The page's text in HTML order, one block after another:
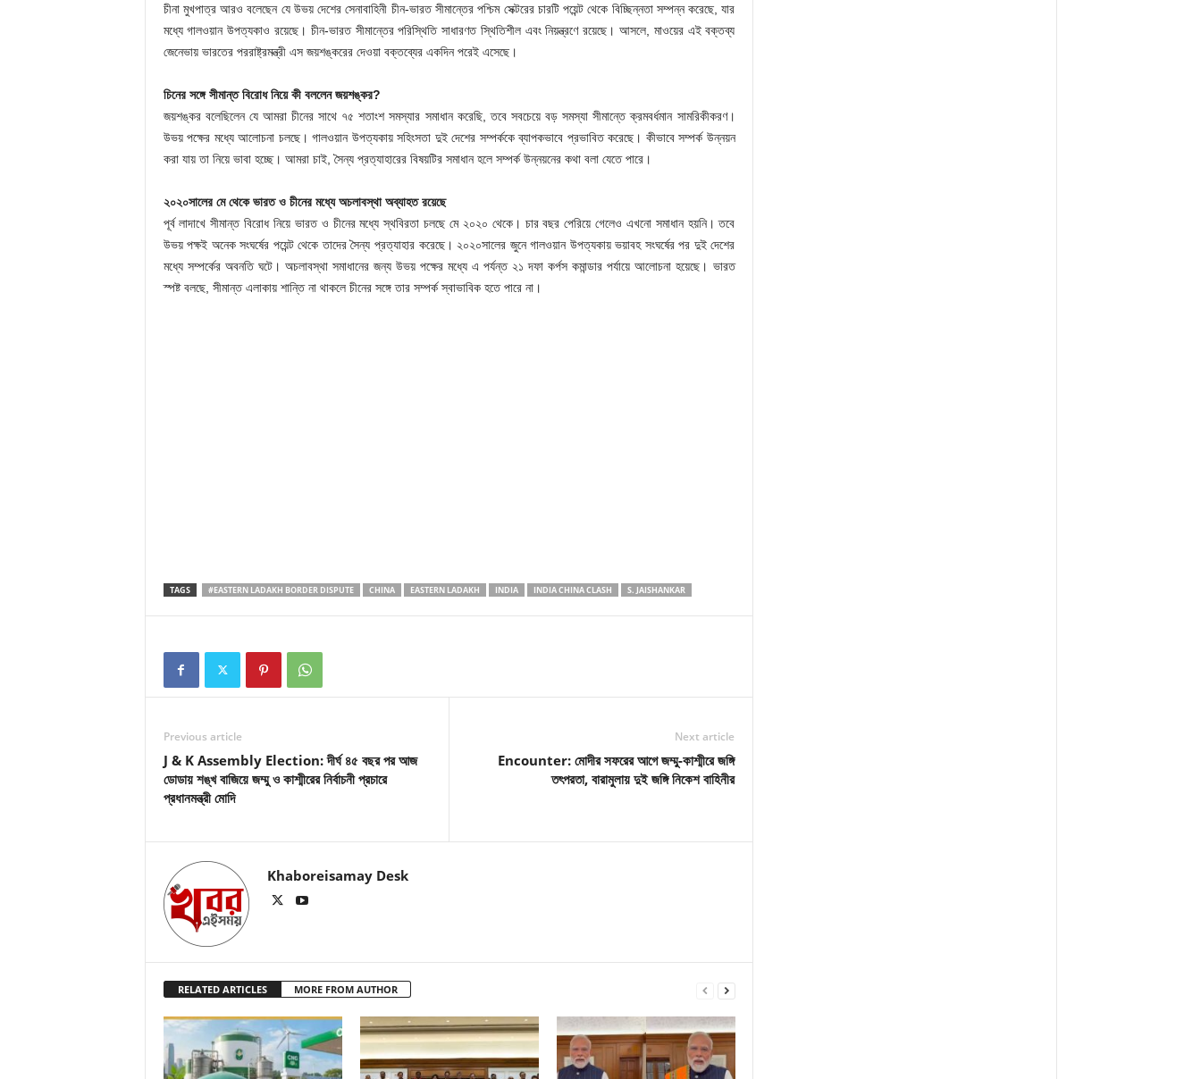
চীনা মুখপাত্র আরও বলেছেন যে উভয় দেশের সেনাবাহিনী চীন-ভারত সীমান্তের পশ্চিম সেক্টরের চারটি পয়েন্ট থেকে বিচ্ছিন্নতা সম্পন্ন করেছে, যার
মধ্যে গালওয়ান উপত্যকাও রয়েছে। চীন-ভারত সীমান্তের পরিস্থিতি সাধারণত স্থিতিশীল এবং নিয়ন্ত্রণে রয়েছে। আসলে, মাওয়ের এই বক্তব্য
জেনেভায় ভারতের পররাষ্ট্রমন্ত্রী এস জয়শঙ্করের দেওয়া বক্তব্যের একদিন পরেই এসেছে।
চিনের সঙ্গে সীমান্ত বিরোধ নিয়ে কী বললেন জয়শঙ্কর?
জয়শঙ্কর বলেছিলেন যে আমরা চীনের সাথে ৭৫ শতাংশ সমস্যার সমাধান করেছি, তবে সবচেয়ে বড় সমস্যা সীমান্তে ক্রমবর্ধমান সামরিকীকরণ।
উভয় পক্ষের মধ্যে আলোচনা চলছে। গালওয়ান উপত্যকায় সহিংসতা দুই দেশের সম্পর্ককে ব্যাপকভাবে প্রভাবিত করেছে। কীভাবে সম্পর্ক উন্নয়ন
করা যায় তা নিয়ে ভাবা হচ্ছে। আমরা চাই, সৈন্য প্রত্যাহারের বিষয়টির সমাধান হলে সম্পর্ক উন্নয়নের কথা বলা যেতে পারে।
২০২০সালের মে থেকে ভারত ও চীনের মধ্যে অচলাবস্থা অব্যাহত রয়েছে
পূর্ব লাদাখে সীমান্ত বিরোধ নিয়ে ভারত ও চীনের মধ্যে স্থবিরতা চলছে মে ২০২০ থেকে। চার বছর পেরিয়ে গেলেও এখনো সমাধান হয়নি। তবে
উভয় পক্ষই অনেক সংঘর্ষের পয়েন্ট থেকে তাদের সৈন্য প্রত্যাহার করেছে। ২০২০সালের জুনে গালওয়ান উপত্যকায় ভয়াবহ সংঘর্ষের পর দুই দেশের
মধ্যে সম্পর্কের অবনতি ঘটে। অচলাবস্থা সমাধানের জন্য উভয় পক্ষের মধ্যে এ পর্যন্ত ২১ দফা কর্পস কমান্ডার পর্যায়ে আলোচনা হয়েছে। ভারত
স্পষ্ট বলছে, সীমান্ত এলাকায় শান্তি না থাকলে চীনের সঙ্গে তার সম্পর্ক স্বাভাবিক হতে পারে না।
TAGS #EASTERN LADAKH BORDER DISPUTE CHINA EASTERN LADAKH INDIA INDIA CHINA CLASH S. JAISHANKAR
Previous article
J & K Assembly Election: দীর্ঘ ৪৫ বছর পর আজ
ডোডায় শঙ্খ বাজিয়ে জম্মু ও কাশ্মীরের নির্বাচনী প্রচারে
প্রধানমন্ত্রী মোদি
Next article
Encounter: মোদীর সফরের আগে জম্মু-কাশ্মীরে জঙ্গি
তৎপরতা, বারামুলায় দুই জঙ্গি নিকেশ বাহিনীর
Khaboreisamay Desk
RELATED ARTICLES MORE FROM AUTHOR